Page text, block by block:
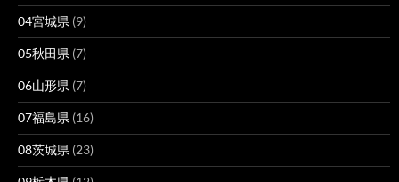
04宮城県 (9)
05秋田県 (7)
06山形県 (7)
07福島県 (16)
08茨城県 (23)